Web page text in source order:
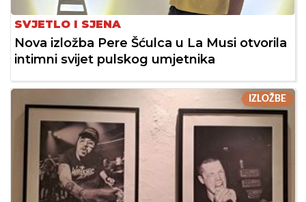
SVJETLO I SJENA
Nova izložba Pere Šćulca u La Musi otvorila
intimni svijet pulskog umjetnika
IZLOŽBE